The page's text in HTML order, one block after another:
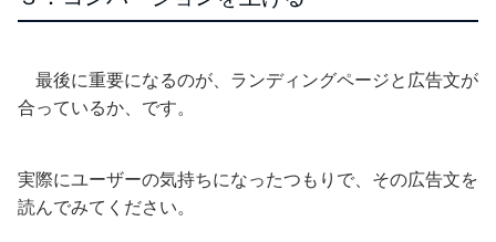
最後に重要になるのが、ランディングページと広告文が
合っているか、です。
実際にユーザーの気持ちになったつもりで、その広告文を
読んでみてください。